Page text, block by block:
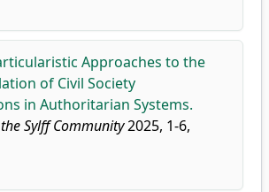
Approaches to the
of Civil Society
in Authoritarian Systems.
Sylff Community2025, 1-6,